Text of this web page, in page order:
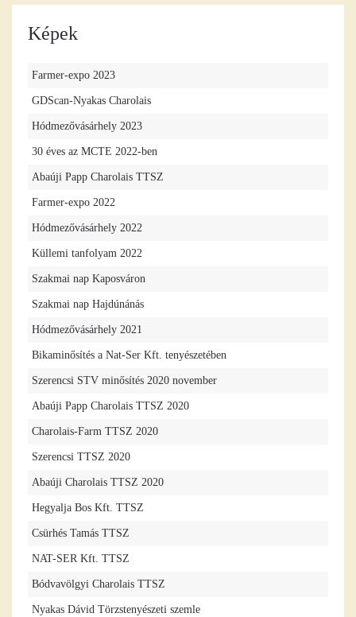
Képek
Farmer-expo 2023
GDScan-Nyakas Charolais
Hódmezővásárhely 2023
30 éves az MCTE 2022-ben
Abaúji Papp Charolais TTSZ
Farmer-expo 2022
Hódmezővásárhely 2022
Küllemi tanfolyam 2022
Szakmai nap Kaposváron
Szakmai nap Hajdúnánás
Hódmezővásárhely 2021
Bikaminősítés a Nat-Ser Kft. tenyészetében
Szerencsi STV minősítés 2020 november
Abaúji Papp Charolais TTSZ 2020
Charolais-Farm TTSZ 2020
Szerencsi TTSZ 2020
Abaúji Charolais TTSZ 2020
Hegyalja Bos Kft. TTSZ
Csürhés Tamás TTSZ
NAT-SER Kft. TTSZ
Bódvavölgyi Charolais TTSZ
Nyakas Dávid Törzstenyészeti szemle